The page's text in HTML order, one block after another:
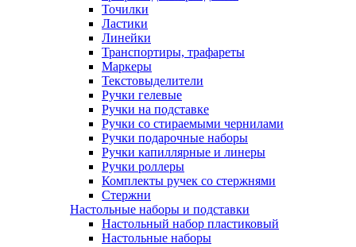
Точилки
Ластики
Линейки
Транспортиры, трафареты
Маркеры
Текстовыделители
Ручки гелевые
Ручки на подставке
Ручки со стираемыми чернилами
Ручки подарочные наборы
Ручки капиллярные и линеры
Ручки роллеры
Комплекты ручек со стержнями
Стержни
Настольные наборы и подставки
Настольный набор пластиковый
Настольные наборы